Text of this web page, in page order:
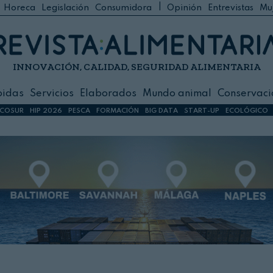
Horeca Legislación Consumidora Opinión Entrevistas
INNOVACIÓN, CALIDAD, SEGURIDAD ALIMENTARIA
Servicios Elaborados Mundo animal
Foodservice
primas
HIP 2026 PESCA FORMACIÓN BIG DATA START-UP ECOLÓGICO